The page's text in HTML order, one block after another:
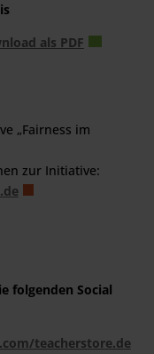
als PDF
„Fairness im
zur Initiative:
folgenden Social
teacherstore.de